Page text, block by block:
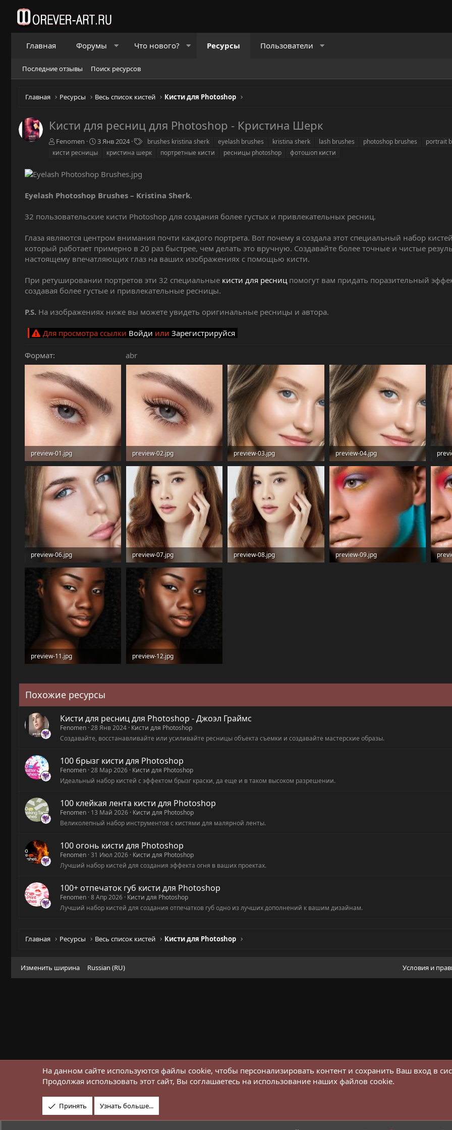
Главная Форумы Что нового? Ресурсы Пользователи
Последние отзывы Поиск ресурсов
Главная Ресурсы Весь список кистей Кисти для Photoshop
Кисти для ресниц для Photoshop - Кристина Шерк
А
в
р
Fenomen
Д
а
с
з
а
я
3 Янв 2024
е
г
brushes kristina sherk eyelash brushes kristina sherk lash brushes photoshop brushes portrait
кисти ресницы
кристина шерк портретные кисти ресницы photoshop фотошоп кисти
Eyelash Photoshop Brushes – Kristina Sherk.
32 пользовательские кисти Photoshop для создания более густых и привлекательных ресниц.
Глаза являются центром внимания почти каждого портрета. Вот почему я создала этот специальный набор
который работает примерно в 20 раз быстрее, чем делать это вручную. Создавайте более точные и чистые
настоящему впечатляющих глаз на ваших изображениях с помощью кисти.
При ретушировании портретов эти 32 специальные кисти для ресницпомогут вам придать поразительный
создавая более густые и привлекательные ресницы.
P.S. На изображениях ниже вы можете увидеть оригинальные ресницы и автора.
Для просмотра ссылки Войди или Зарегистрируйся
Формат abr
preview-01.jpg
185.8 KB · Просмотры: 15
preview-02.jpg
190 KB · Просмотры: 19
preview-03.jpg
229 KB · Просмотры: 18
preview-04.jpg
229.3 KB · Просмотры: 14
preview-06.jpg
165.3 KB · Просмотры: 14
preview-07.jpg
186.6 KB · Просмотры: 16
preview-08.jpg
preview-09.jpg
preview-11.jpg
preview-12.jpg
Похожие ресурсы
Кисти для ресниц для Photoshop - Джоэл Граймс
Fenomen 28 Янв 2024 Кисти для Photoshop
Создавайте, восстанавливайте или усиливайте ресницы объекта съемки и создавайте мастерские образы.
100 брызг кисти для Photoshop
Fenomen 28 Мар 2026 Кисти для Photoshop
Идеальный набор кистей с эффектом брызг краски, да еще и в таком высоком разрешении.
100 клейкая лента кисти для Photoshop
Fenomen 13 Май 2026 Кисти для Photoshop
Великолепный набор инструментов с кистями для малярной ленты.
100 огонь кисти для Photoshop
Fenomen 31 Июл 2026 Кисти для Photoshop
Лучший набор кистей для создания эффекта огня в ваших проектах.
100+ отпечаток губ кисти для Photoshop
Fenomen 8 Апр 2026 Кисти для Photoshop
Лучший набор кистей для создания отпечатков губ одно из лучших дополнений к вашим дизайнам.
Главная Ресурсы Весь список кистей Кисти для Photoshop
Изменить ширина Russian (RU) Условия и
На данном сайте используются файлы cookie, чтобы персонализировать контент и сохранить Ваш вход в
Продолжая использовать этот сайт, Вы соглашаетесь на использование наших файлов cookie.
Принять Узнать больше...